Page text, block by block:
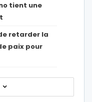
tient une
retarder la
paix pour